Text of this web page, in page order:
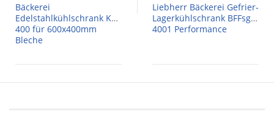
Bäckerei
Edelstahlkühlschrank KU
400 für 600x400mm
Bleche
Liebherr Bäckerei Gefrier-
Lagerkühlschrank BFFsg
4001 Performance